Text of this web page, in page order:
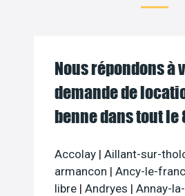
Nous répondons à
demande de
benne dans tout le
Accolay | Aillant-sur-
armancon | Ancy-le-franc
libre | Andryes | Annay-